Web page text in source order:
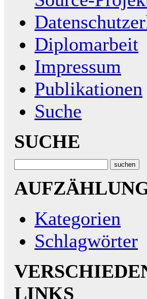
Diplomarbeit
Impressum
Publikationen
Suche
SUCHE
Kategorien
Schlagwörter
LINKS